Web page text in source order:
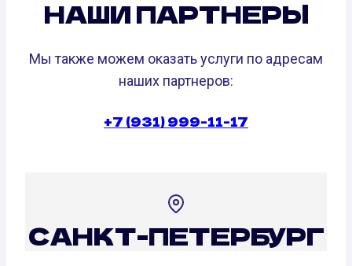
НАШИ ПАРТНЕРЫ
Мы также можем оказать услуги по адресам
наших партнеров:
+7 (931) 999-11-17
САНКТ-ПЕТЕРБУРГ